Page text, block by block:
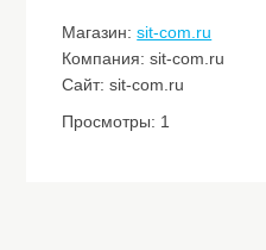
Магазин:sit-com.ru
Компания: sit-com.ru
Сайт: sit-com.ru
Просмотры: 1